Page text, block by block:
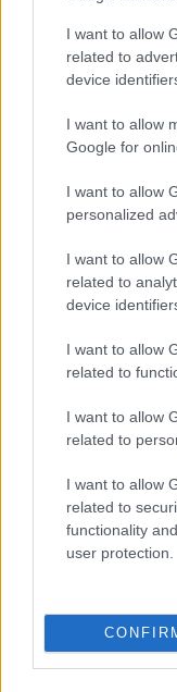
I want to allow
related to
device
I want to allow
Google for
I want to allow
personalized
I want to allow
related to
device
I want to allow
related to
I want to allow
related to
I want to allow
related to
functionality
user protection.
Αναζήτηση